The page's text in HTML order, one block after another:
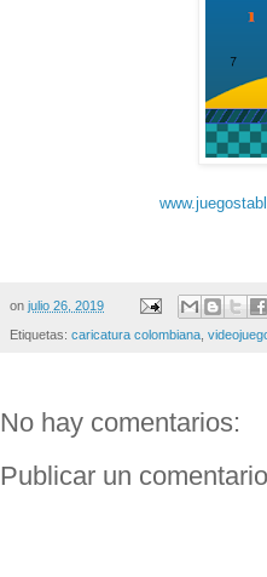
on julio 26, 2019
Etiquetas: caricatura colombiana
No hay comentarios:
Publicar un comentario